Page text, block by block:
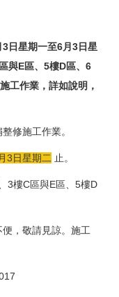
日星期一至6月3日星
與E區、5樓D區、6
工作業，詳如說明，
修施工作業。
3日星期二 止。
3樓C區與E區、5樓D
，敬請見諒。施工